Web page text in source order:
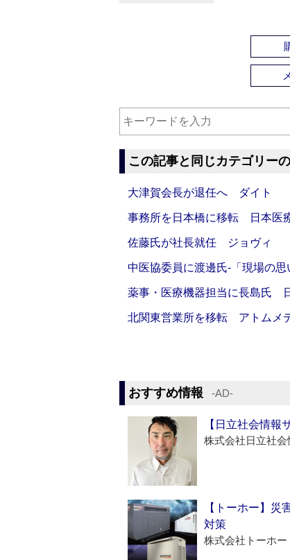
この記事と同じカテゴリー
大津賀会長が退任へ ダイト
事務所を日本橋に移転 日本医
佐藤氏が社長就任 ジョヴィ
中医協委員に渡邊氏‐「現場の
薬事・医療機器担当に長島氏
北関東営業所を移転 アトムメ
おすすめ情報 ‐AD‐
【日立社会情報
株式会社日立社会
【トーホー】
対策
株式会社トーホー